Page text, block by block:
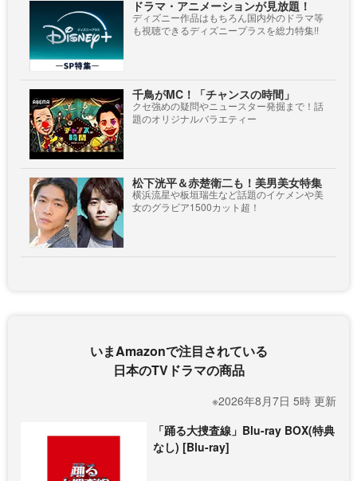
ドラマ・アニメーションが見放題！
ディズニー作品はもちろん国内外のドラマ等
も視聴できるディズニープラスを総力特集!!
千鳥がMC！「チャンスの時間」
クセ強めの疑問やニュースター発掘まで！話
題のオリジナルバラエティー
松下洸平＆赤楚衛二も！美男美女特集
横浜流星や板垣瑞生など話題のイケメンや美
女のグラビア1500カット超！
いまAmazonで注目されている
日本のTVドラマの商品
※2026年8月7日 5時 更新
「踊る大捜査線」Blu-ray BOX(特典
なし) [Blu-ray]